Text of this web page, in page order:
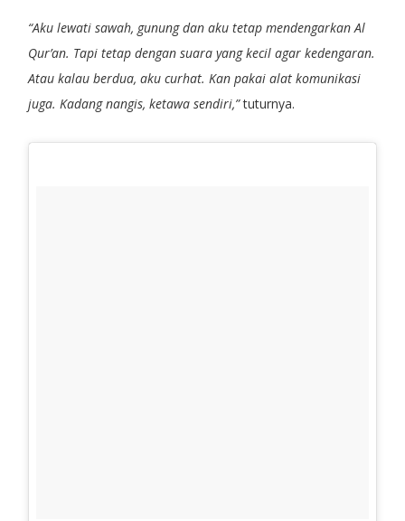
“Aku lewati sawah, gunung dan aku tetap mendengarkan Al
Qur’an. Tapi tetap dengan suara yang kecil agar kedengaran.
Atau kalau berdua, aku curhat. Kan pakai alat komunikasi
juga. Kadang nangis, ketawa sendiri,”tuturnya.